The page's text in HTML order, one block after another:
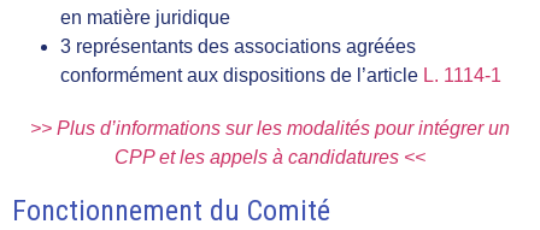
en matière juridique
3 représentants des associations agréées
conformément aux dispositions de l’article L. 1114-1
>> Plus d’informations sur les modalités pour intégrer un
CPP et les appels à candidatures <<
Fonctionnement du Comité